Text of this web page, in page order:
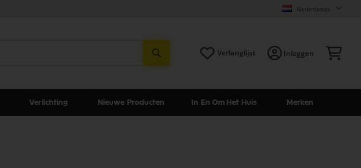
Nederlands
Verlanglijst Inloggen
Verlichting Nieuwe Producten In En Om Het Huis Merken